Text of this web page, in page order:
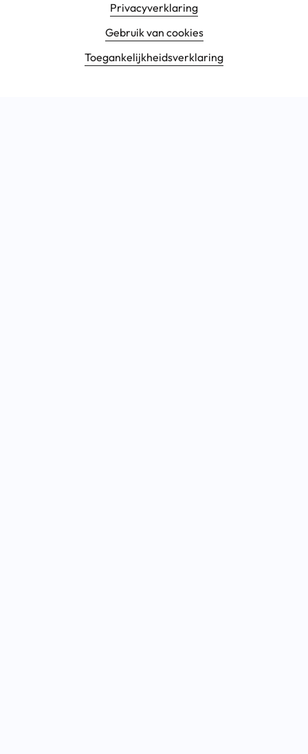
Footer navigatie
Privacyverklaring
Gebruik van cookies
Toegankelijkheids­verklaring